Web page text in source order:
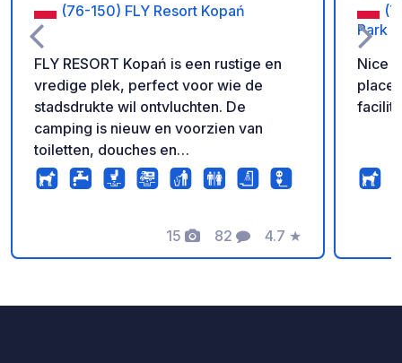
(76-150) FLY Resort Kopań
FLY RESORT Kopań is een rustige en
vredige plek, perfect voor wie de
stadsdrukte wil ontvluchten. De
camping is nieuw en voorzien van
toiletten, douches en
elektriciteitsaansluitingen. Als u van
vogelgezang houdt en dicht bij de
slechts 50 meter van de ingang vindt u
een prachtig strand, perfect voor
15
Foto's
82
Commentaren
4.7
Beoordeling
★
Park
Nice